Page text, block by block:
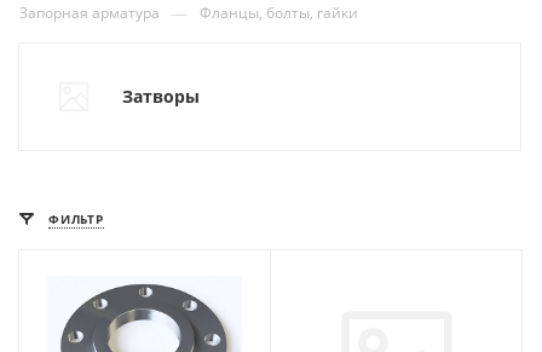
Запорная арматура — Фланцы, болты, гайки
Затворы
ФИЛЬТР